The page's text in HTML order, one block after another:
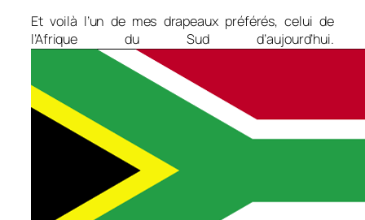
Et voilà l’un de mes drapeaux préférés, celui de
l’Afrique du Sud d’aujourd’hui.